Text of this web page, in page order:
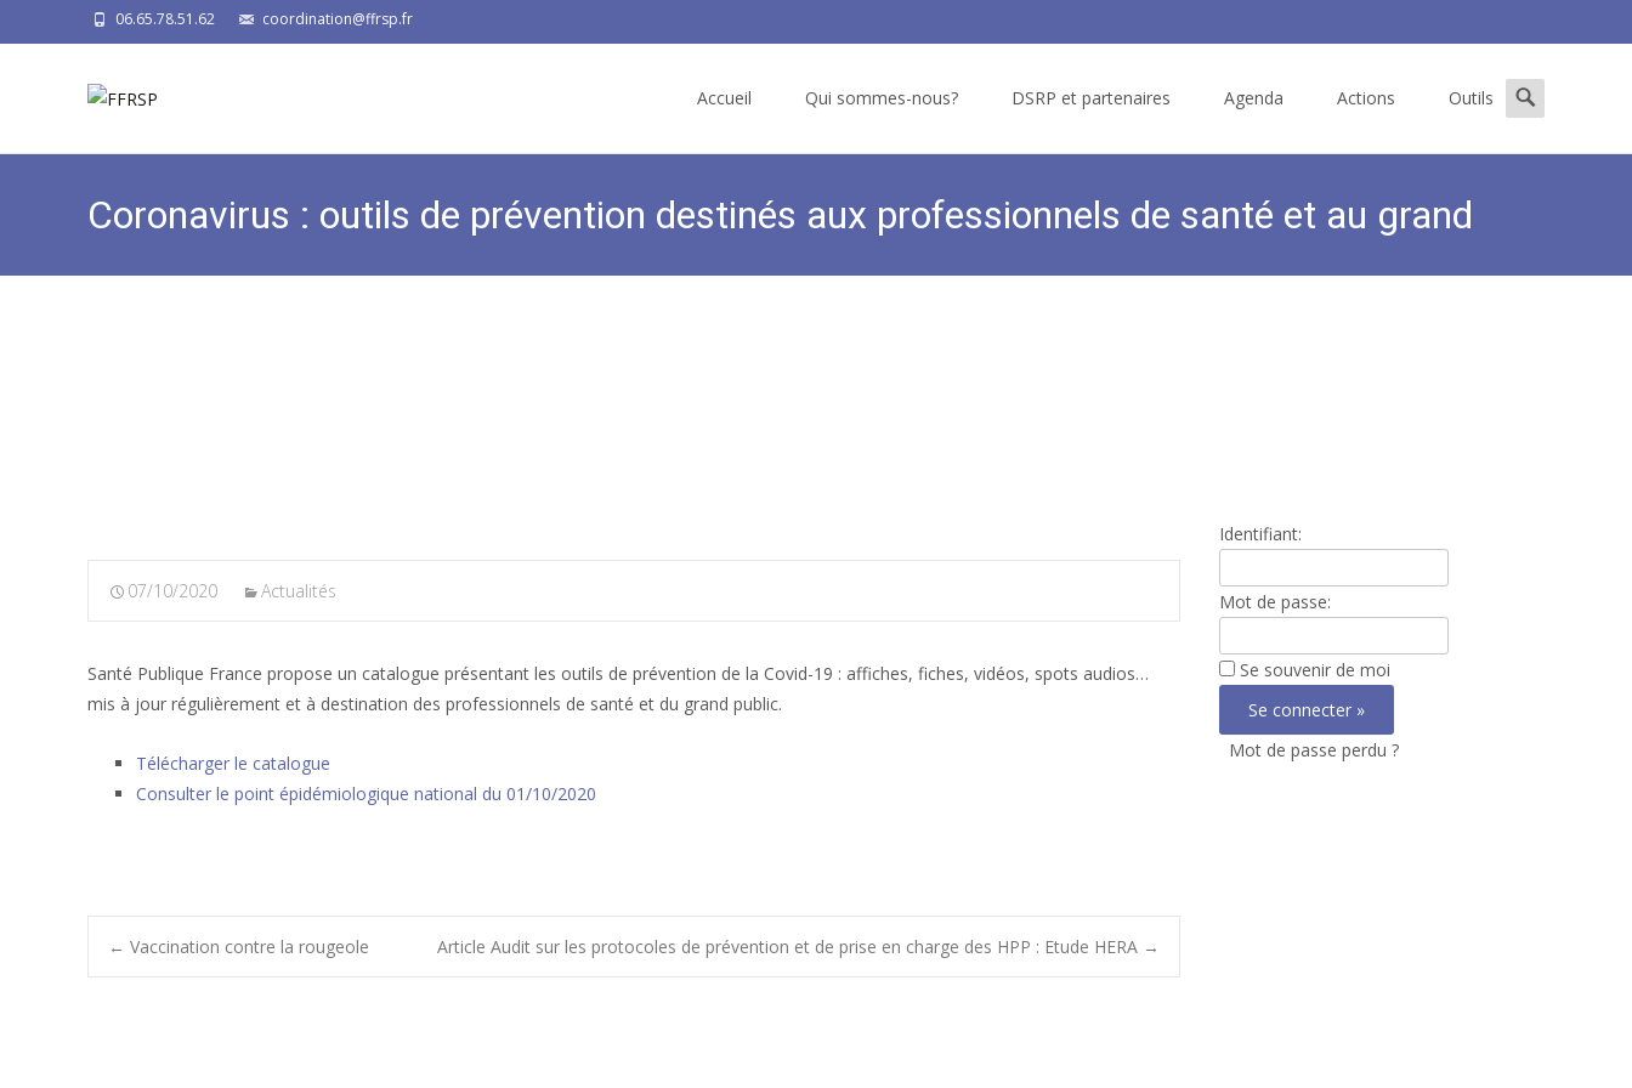
06.65.78.51.62 coordination@ffrsp.fr
Accueil Qui sommes-nous? DSRP et partenaires Agenda Actions Outils
Search
for:
Coronavirus : outils de prévention destinés aux professionnels de santé et au grand
07/10/2020 Actualités
Santé Publique France propose un catalogue présentant les outils de prévention de la Covid-19 : affiches, fiches, vidéos, spots audios…
mis à jour régulièrement et à destination des professionnels de santé et du grand public.
Télécharger le catalogue
Consulter le point épidémiologique national du 01/10/2020
Post
← Vaccination contre la rougeole Article Audit sur les protocoles de prévention et de prise en charge des HPP : Etude HERA →
Identifiant:
Mot de passe:
Se souvenir de moi
Mot de passe perdu ?